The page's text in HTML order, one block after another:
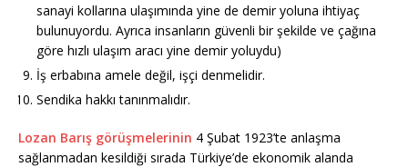
sanayi kollarına ulaşımında yine de demir yoluna ihtiyaç
bulunuyordu. Ayrıca insanların güvenli bir şekilde ve çağına
göre hızlı ulaşım aracı yine demir yoluydu)
İş erbabına amele değil, işçi denmelidir.
Sendika hakkı tanınmalıdır.
Lozan Barış görüşmelerinin 4 Şubat 1923’te anlaşma
sağlanmadan kesildiği sırada Türkiye’de ekonomik alanda